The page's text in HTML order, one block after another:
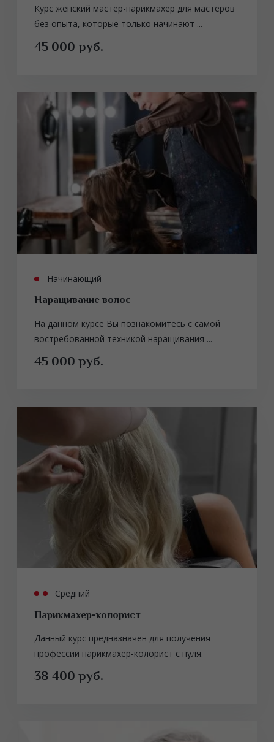
Курс женский мастер-парикмахер для мастеров
без опыта, которые только начинают ...
45 000 руб.
Начинающий
Наращивание волос
На данном курсе Вы познакомитесь с самой
востребованной техникой наращивания ...
45 000 руб.
Средний
Парикмахер-колорист
Данный курс предназначен для получения
профессии парикмахер-колорист с нуля.
38 400 руб.